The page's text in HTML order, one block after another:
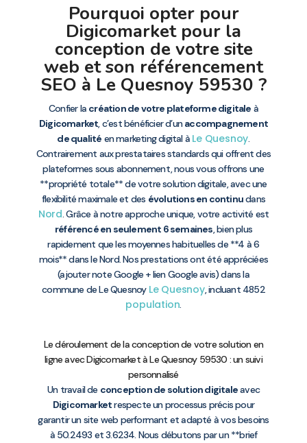
Pourquoi opter pour
Digicomarket pour la
conception de votre site
web et son référencement
SEO à Le Quesnoy 59530 ?
Confier la création de votre plateforme digitale à
Digicomarket, c’est bénéficier d’unaccompagnement
de qualité en marketing digital à Le Quesnoy.
Contrairement aux prestataires standards qui offrent des
plateformes sous abonnement, nous vous offrons une
**propriété totale** de votre solution digitale, avec une
flexibilité maximale et des évolutions en continudans
Nord. Grâce à notre approche unique, votre activité est
référencé en seulement 6 semaines, bien plus
rapidement que les moyennes habituelles de **4 à 6
mois** dans le Nord. Nos prestations ont été appréciées
(ajouter note Google + lien Google avis) dans la
commune de Le Quesnoy Le Quesnoy, incluant 4852
population.
Le déroulement de la conception de votre solution en
ligne avec Digicomarket à Le Quesnoy 59530 : un suivi
personnalisé
Un travail de conception de solution digitaleavec
Digicomarketrespecte un processus précis pour
garantir un site web performant et adapté à vos besoins
à 50.2493 et 3.6234. Nous débutons par un **brief